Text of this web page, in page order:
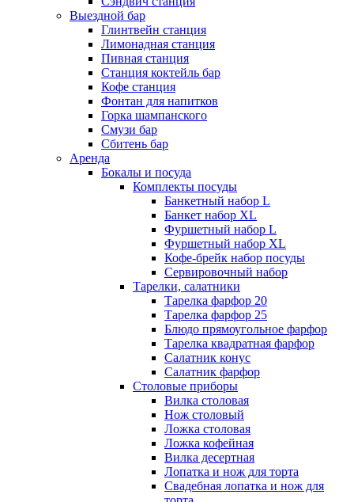
Выездной бар
Глинтвейн станция
Лимонадная станция
Пивная станция
Станция коктейль бар
Кофе станция
Фонтан для напитков
Горка шампанского
Смузи бар
Сбитень бар
Аренда
Бокалы и посуда
Комплекты посуды
Банкетный набор L
Банкет набор XL
Фуршетный набор L
Фуршетный набор ХL
Кофе-брейк набор посуды
Сервировочный набор
Тарелки, салатники
Тарелка фарфор 20
Тарелка фарфор 25
Блюдо прямоугольное фарфор
Тарелка квадратная фарфор
Салатник конус
Салатник фарфор
Столовые приборы
Вилка столовая
Нож столовый
Ложка столовая
Ложка кофейная
Вилка десертная
Лопатка и нож для торта
Свадебная лопатка и нож для